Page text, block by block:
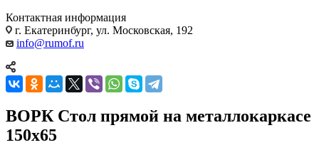
Контактная информация
г. Екатеринбург, ул. Московская, 192
info@rumof.ru
ВОРК Стол прямой на металлокаркасе
150х65